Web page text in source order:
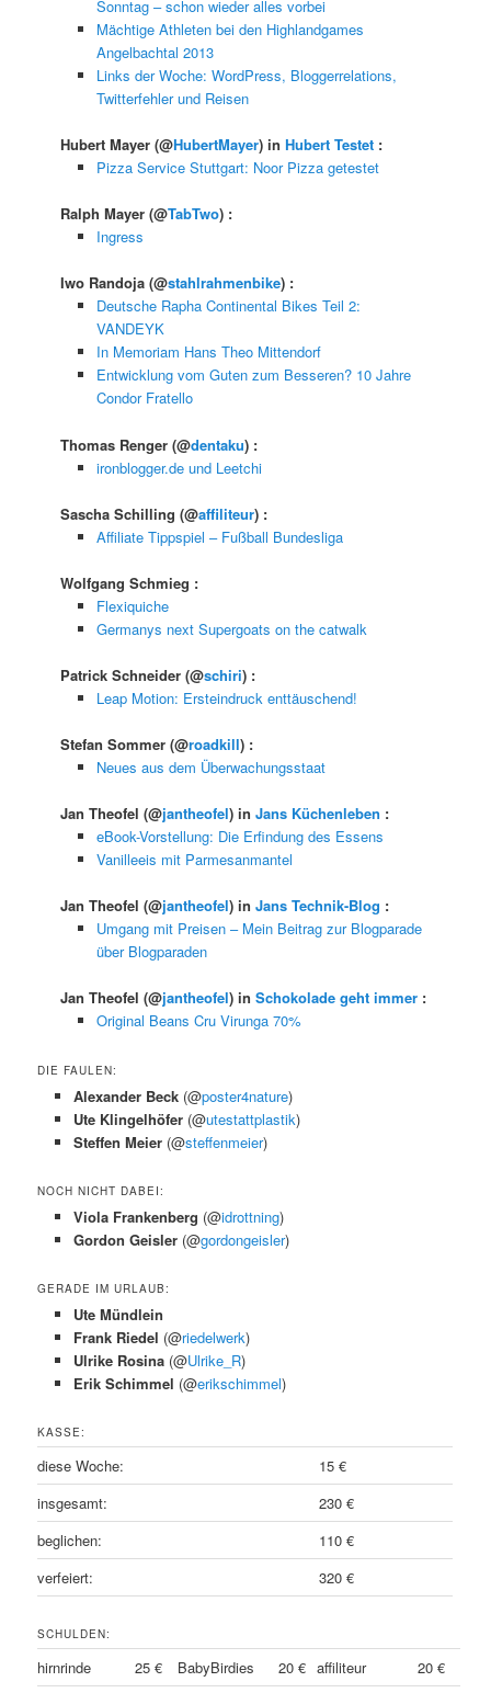
Sonntag – schon wieder alles vorbei
Mächtige Athleten bei den Highlandgames
Angelbachtal 2013
Links der Woche: WordPress, Bloggerrelations,
Twitterfehler und Reisen
Hubert Mayer(@HubertMayer) inHubert Testet :
Pizza Service Stuttgart: Noor Pizza getestet
Ralph Mayer(@TabTwo) :
Ingress
Iwo Randoja(@stahlrahmenbike) :
Deutsche Rapha Continental Bikes Teil 2:
VANDEYK
In Memoriam Hans Theo Mittendorf
Entwicklung vom Guten zum Besseren? 10 Jahre
Condor Fratello
Thomas Renger(@dentaku) :
ironblogger.de und Leetchi
Sascha Schilling(@affiliteur) :
Affiliate Tippspiel – Fußball Bundesliga
Wolfgang Schmieg :
Flexiquiche
Germanys next Supergoats on the catwalk
Patrick Schneider(@schiri) :
Leap Motion: Ersteindruck enttäuschend!
Stefan Sommer(@roadkill) :
Neues aus dem Überwachungsstaat
Jan Theofel(@jantheofel) inJans Küchenleben :
eBook-Vorstellung: Die Erfindung des Essens
Vanilleeis mit Parmesanmantel
Jan Theofel(@jantheofel) inJans Technik-Blog :
Umgang mit Preisen – Mein Beitrag zur Blogparade
über Blogparaden
Jan Theofel(@jantheofel) inSchokolade geht immer :
Original Beans Cru Virunga 70%
DIE FAULEN:
Alexander Beck (@poster4nature)
Ute Klingelhöfer (@utestattplastik)
Steffen Meier (@steffenmeier)
NOCH NICHT DABEI:
Viola Frankenberg (@idrottning)
Gordon Geisler (@gordongeisler)
GERADE IM URLAUB:
Ute Mündlein
Frank Riedel (@riedelwerk)
Ulrike Rosina (@Ulrike_R)
Erik Schimmel (@erikschimmel)
KASSE:
diese Woche:
15 €
insgesamt:
230 €
beglichen:
110 €
verfeiert:
320 €
SCHULDEN:
hirnrinde 25 € BabyBirdies 20 € affiliteur
20 €